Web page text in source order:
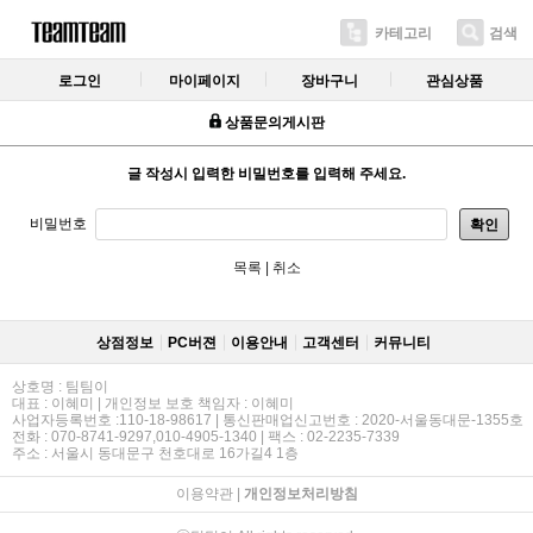
카테고리 검색
로그인 마이페이지 장바구니 관심상품
상품문의게시판
글 작성시 입력한 비밀번호를 입력해 주세요.
비밀번호 확인
목록 취소
상점정보 PC버젼 이용안내 고객센터 커뮤니티
상호명 : 팀팀이
대표 : 이혜미 | 개인정보 보호 책임자 : 이혜미
사업자등록번호 :110-18-98617 | 통신판매업신고번호 : 2020-서울동대문-1355호
전화 : 070-8741-9297,010-4905-1340 | 팩스 : 02-2235-7339
주소 : 서울시 동대문구 천호대로 16가길4 1층
이용약관| 개인정보처리방침